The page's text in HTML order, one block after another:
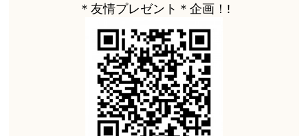
＊友情プレゼント＊企画！!